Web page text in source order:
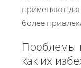
применяют
более
Проблемы
как их